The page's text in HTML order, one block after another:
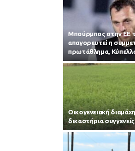
Μπούρμπος στην ΕΕ
απαγορευτεί η
πρωτάθλημα,
Οικογενειακή
δικαστήρια συγγενείς